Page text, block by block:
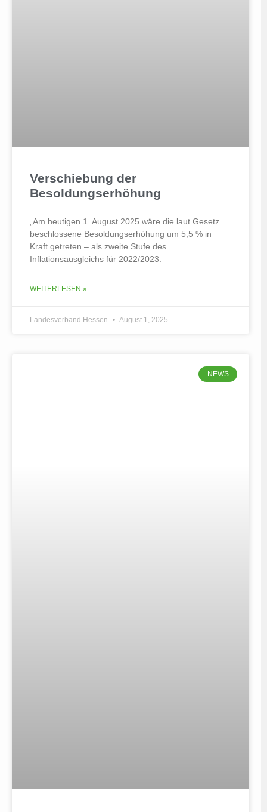
Verschiebung der
Besoldungserhöhung
„Am heutigen 1. August 2025 wäre die laut Gesetz
beschlossene Besoldungserhöhung um 5,5 % in
Kraft getreten – als zweite Stufe des
Inflationsausgleichs für 2022/2023.
WEITERLESEN »
Landesverband Hessen August 1, 2025
NEWS